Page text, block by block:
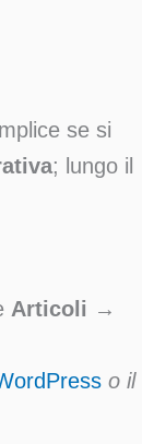
se si
; lungo il
Articoli →
o il